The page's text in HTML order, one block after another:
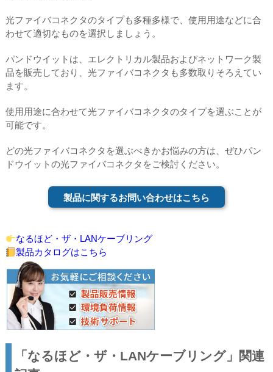
光ファイバコネクタのタイプも多種多様で、使用用途などに合
わせて適切なものを選択しましょう。
パンドウイットは、エレクトリカル製品およびネットワーク製
品を販売しており、光ファイバコネクタも多数取りそろえてい
ます。
使用用途に合わせて光ファイバコネクタのタイプを選ぶことが
可能です。
どの光ファイバコネクタを選ぶべきかお悩みの方は、ぜひパン
ドウイットの光ファイバコネクタをご検討ください。
製品に関するお問い合わせはこちら
なるほど・ザ・LANケーブリング
製品カタログはこちら
「なるほど・ザ・LANケーブリング」関連